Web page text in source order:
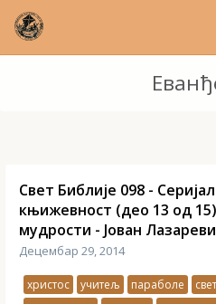
Свет Библије 098 -
књижевност (део 13 од
мудрости - Јован
Децембар 29, 2014
христос учитељ параболе